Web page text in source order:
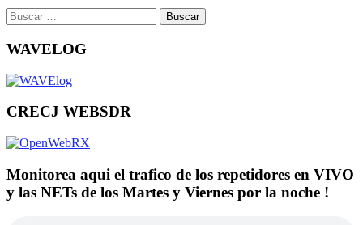
Buscar:
WAVELOG
CRECJ WEBSDR
Monitorea aqui el trafico de los repetidores en VIVO
y las NETs de los Martes y Viernes por la noche !